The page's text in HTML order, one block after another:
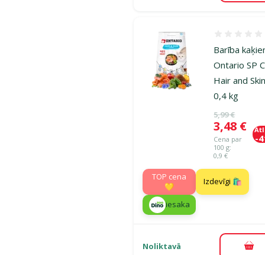
Barība
Ontario SP
Hair and
0,4 kg
Oriģinālā
5,99 €
Cena
3,48 €
Cena par
100 g:
0,9 €
-
TOP cena
💛
Izdevīgi 🛍️
iesaka
Noliktavā